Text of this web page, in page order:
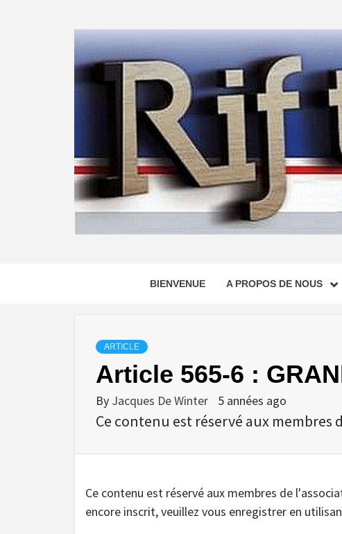
BIENVENUE A PROPOS DE NOUS
ARTICLE
Article 565-6 :
By Jacques De Winter 5 années ago
Ce contenu est réservé aux membres
Ce contenu est réservé aux membres de
encore inscrit, veuillez vous enregistrer en